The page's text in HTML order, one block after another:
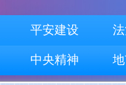
平安建设
中央精神